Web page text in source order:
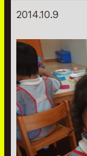
2014.10.9